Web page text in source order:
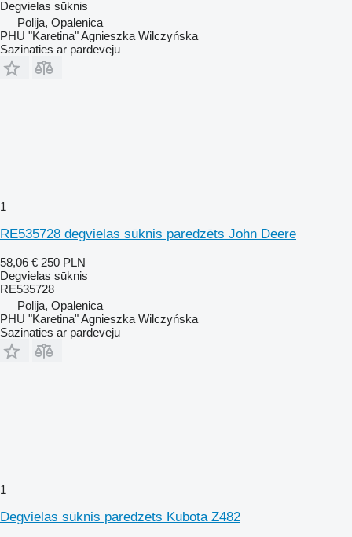
Degvielas sūknis
Polija, Opalenica
PHU "Karetina" Agnieszka Wilczyńska
Sazināties ar pārdevēju
1
RE535728 degvielas sūknis paredzēts John Deere
58,06 € 250 PLN
Degvielas sūknis
RE535728
Polija, Opalenica
PHU "Karetina" Agnieszka Wilczyńska
Sazināties ar pārdevēju
1
Degvielas sūknis paredzēts Kubota Z482